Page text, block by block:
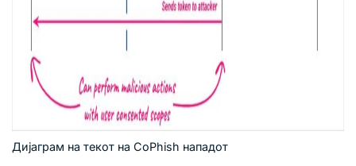
Дијаграм на текот на CoPhish напaдот